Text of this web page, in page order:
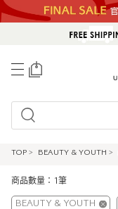
TOP > BEAUTY & YOUTH >
商品數量：1筆
BEAUTY & YOUTH